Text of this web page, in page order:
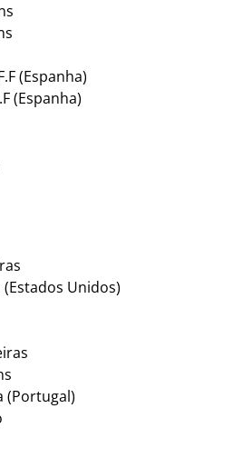
(Espanha)
(Espanha)
(Estados Unidos)
(Portugal)